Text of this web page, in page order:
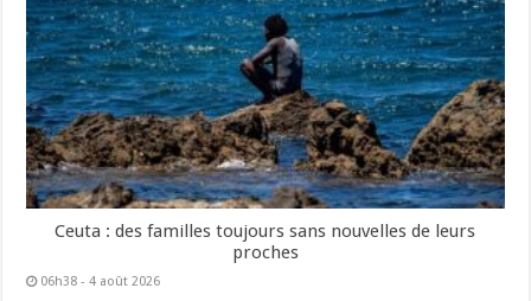
Ceuta : des familles toujours sans nouvelles de leurs
proches
06h38 - 4 août 2026